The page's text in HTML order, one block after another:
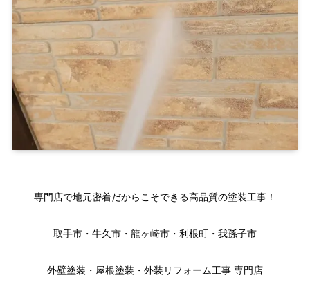
専門店で地元密着だからこそできる高品質の塗装工事！
取手市・牛久市・龍ヶ崎市・利根町・我孫子市
外壁塗装・屋根塗装・外装リフォーム工事 専門店